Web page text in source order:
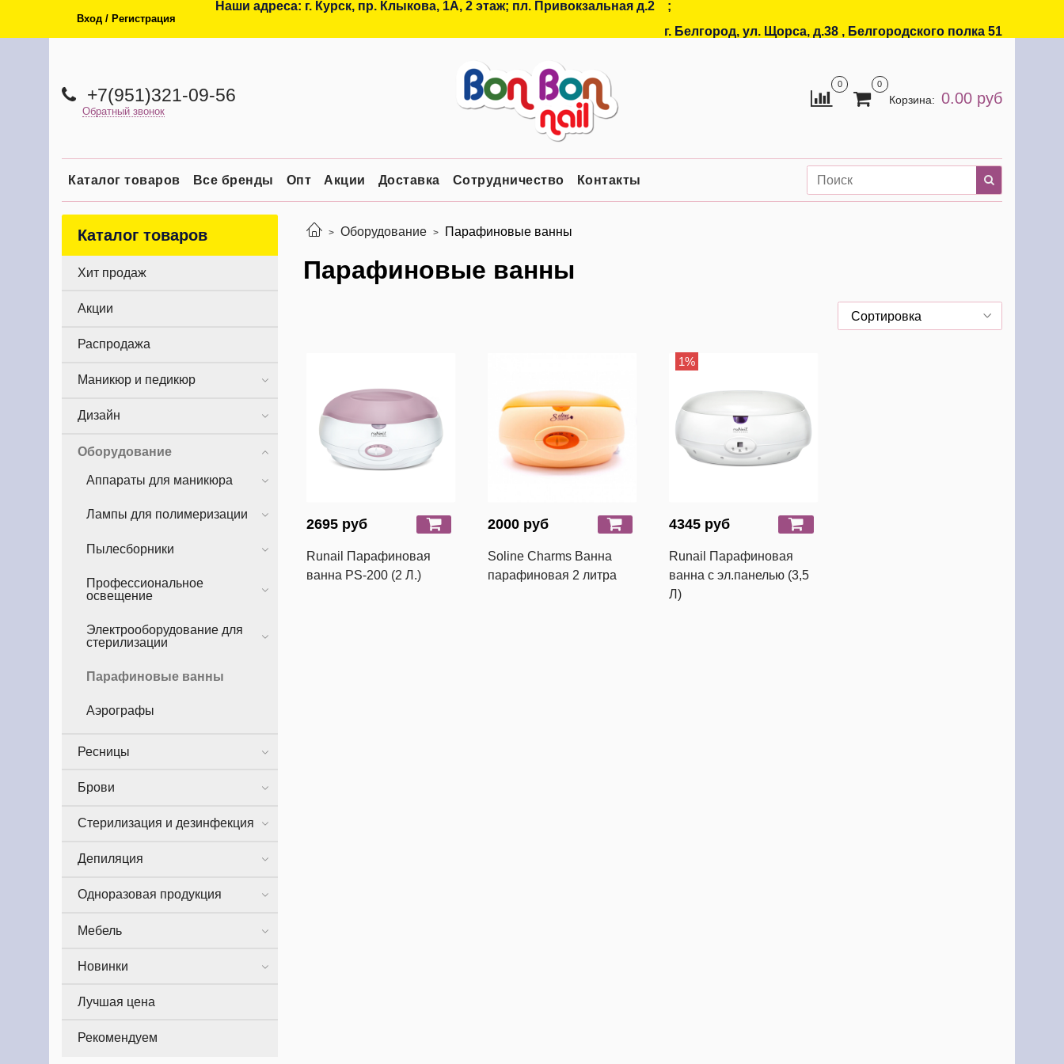
Вход / Регистрация
Наши адреса: г. Курск, пр. Клыкова, 1А, 2 этаж; пл. Привокзальная д.2
;
г. Белгород, ул. Щорса, д.38 , Белгородского полка 51
+7(951)321-09-56
Обратный звонок
0 0
Корзина: 0.00 руб
Каталог товаров Все бренды Опт Акции Доставка Сотрудничество Контакты
Оборудование Парафиновые ванны
Парафиновые ванны
2695 руб
Runail Парафиновая
ванна PS-200 (2 Л.)
2000 руб
Soline Charms Ванна
парафиновая 2 литра
1%
4345 руб
Runail Парафиновая
ванна с эл.панелью (3,5
Л)
Каталог товаров
Хит продаж
Акции
Распродажа
Маникюр и педикюр
Дизайн
Оборудование
Аппараты для маникюра
Лампы для полимеризации
Пылесборники
Профессиональное
освещение
Электрооборудование для
стерилизации
Парафиновые ванны
Аэрографы
Ресницы
Брови
Стерилизация и дезинфекция
Депиляция
Одноразовая продукция
Мебель
Новинки
Лучшая цена
Рекомендуем